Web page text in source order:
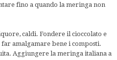
fino a quando la meringa non
caldi. Fondere il cioccolato e
amalgamare bene i composti.
Aggiungere la meringa italiana a